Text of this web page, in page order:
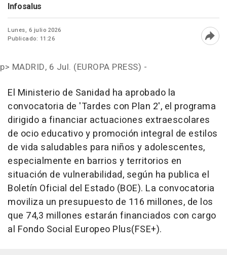
Infosalus
Lunes, 6 julio 2026
Publicado: 11:26
p> MADRID, 6 Jul. (EUROPA PRESS) -
El Ministerio de Sanidad ha aprobado la
convocatoria de 'Tardes con Plan 2', el programa
dirigido a financiar actuaciones extraescolares
de ocio educativo y promoción integral de estilos
de vida saludables para niños y adolescentes,
especialmente en barrios y territorios en
situación de vulnerabilidad, según ha publica el
Boletín Oficial del Estado (BOE). La convocatoria
moviliza un presupuesto de 116 millones, de los
que 74,3 millones estarán financiados con cargo
al Fondo Social Europeo Plus(FSE+).